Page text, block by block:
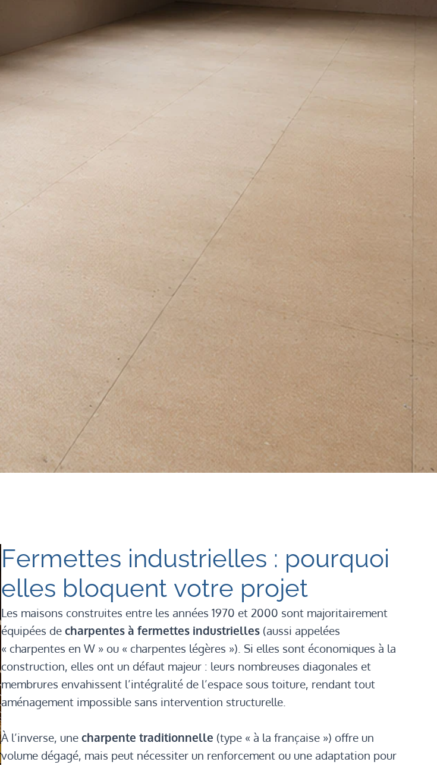
Fermettes industrielles : pourquoi
elles bloquent votre projet
Les maisons construites entre les années 1970 et 2000 sont majoritairement
équipées de charpentes à fermettes industrielles(aussi appelées
« charpentes en W » ou « charpentes légères »). Si elles sont économiques à la
construction, elles ont un défaut majeur : leurs nombreuses diagonales et
membrures envahissent l’intégralité de l’espace sous toiture, rendant tout
aménagement impossible sans intervention structurelle.
À l’inverse, une charpente traditionnelle (type « à la française ») offre un
volume dégagé, mais peut nécessiter un renforcement ou une adaptation pour